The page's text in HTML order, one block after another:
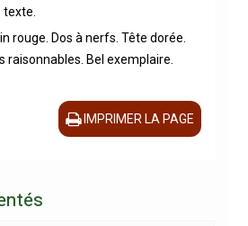
rouge. Dos à nerfs. Tête dorée.
raisonnables. Bel exemplaire.
IMPRIMER LA PAGE